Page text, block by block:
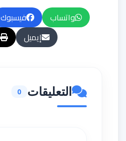
واتساب فيسبوك
إيميل
التعليقات 0